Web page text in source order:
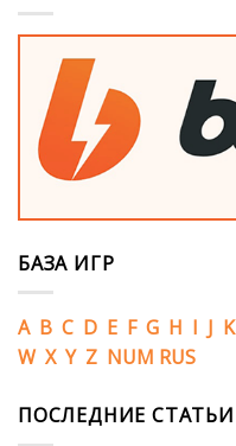
БАЗА ИГР
A B C D E F G H I J K
W X Y Z NUM RUS
ПОСЛЕДНИЕ СТАТЬИ